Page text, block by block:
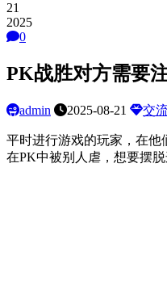
21
2025
0
PK战胜对方需要
admin 2025-08-21 交
平时进行游戏的玩家，在他
在PK中被别人虐，想要摆